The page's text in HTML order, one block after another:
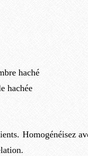
haché
hachée
Homogénéisez